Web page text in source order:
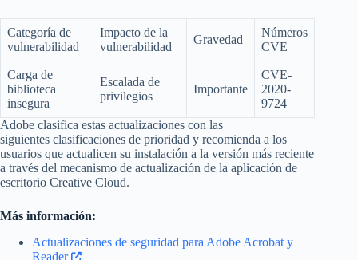
Categoría de
vulnerabilidad
Impacto de la
vulnerabilidad
Gravedad
Números
CVE
Carga de
biblioteca
insegura
Escalada de
privilegios
Importante
CVE-
2020-
9724
Adobe clasifica estas actualizaciones con las
siguientes clasificaciones de prioridad y recomienda a los
usuarios que actualicen su instalación a la versión más reciente
a través del mecanismo de actualización de la aplicación de
escritorio Creative Cloud.
Más información:
Actualizaciones de seguridad para Adobe Acrobat y
Reader